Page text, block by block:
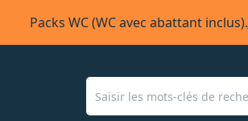
Packs WC (WC avec abattant inclus).